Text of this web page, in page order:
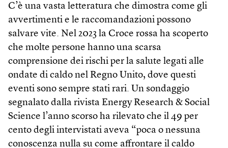
C’è una vasta letteratura che dimostra come gli
avvertimenti e le raccomandazioni possono
salvare vite. Nel 2023 la Croce rossa ha scoperto
che molte persone hanno una scarsa
comprensione dei rischi per la salute legati alle
ondate di caldo nel Regno Unito, dove questi
eventi sono sempre stati rari. Un sondaggio
segnalato dalla rivista Energy Research & Social
Science l’anno scorso ha rilevato che il 49 per
cento degli intervistati aveva “poca o nessuna
conoscenza nulla su come affrontare il caldo